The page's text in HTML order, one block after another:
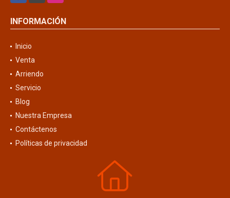
INFORMACIÓN
Inicio
Venta
Arriendo
Servicio
Blog
Nuestra Empresa
Contáctenos
Políticas de privacidad